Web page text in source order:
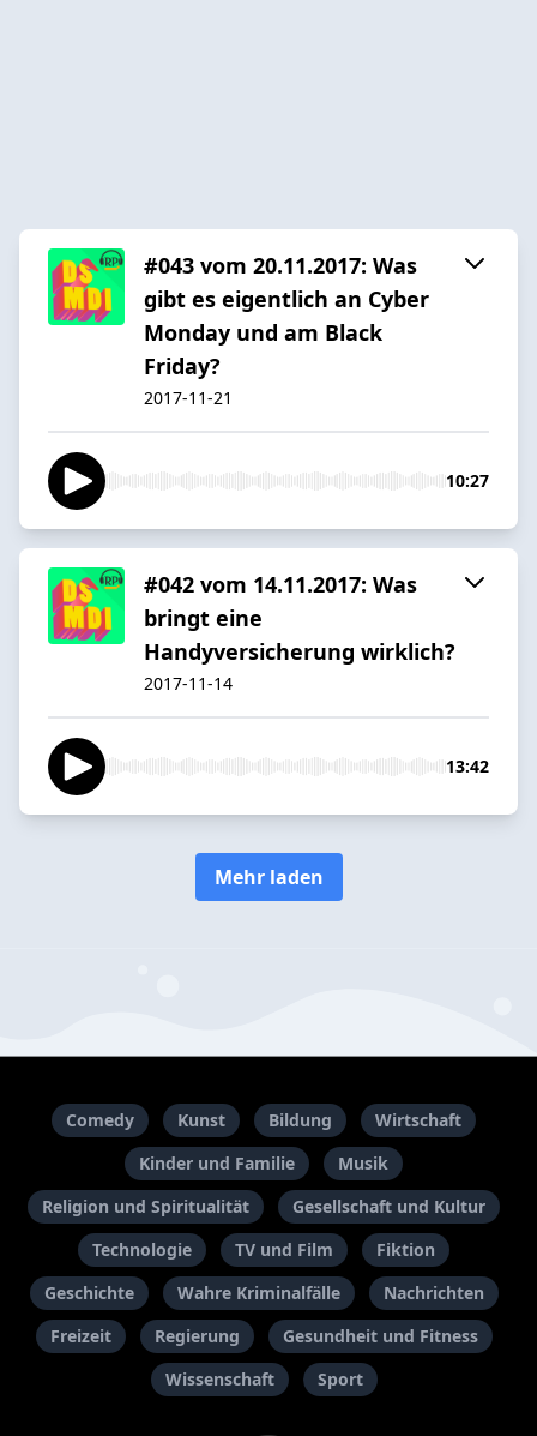
#043 vom 20.11.2017: Was
gibt es eigentlich an Cyber
Monday und am Black
Friday?
2017-11-21
10:27
#042 vom 14.11.2017: Was
bringt eine
Handyversicherung wirklich?
2017-11-14
13:42
Mehr laden
Comedy Kunst Bildung
Wirtschaft
Kinder und Familie
Musik
Religion und Spiritualität
Gesellschaft und Kultur
Technologie
TV und Film
Fiktion
Geschichte
Wahre Kriminalfälle
Nachrichten
Freizeit
Regierung
Gesundheit und Fitness
Wissenschaft
Sport